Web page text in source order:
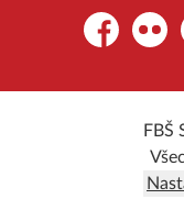
FacebookFlickr
FBŠ